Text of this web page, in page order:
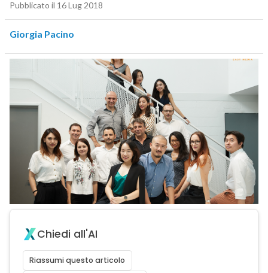
Pubblicato il 16 Lug 2018
Giorgia Pacino
Chiedi all'AI
Riassumi questo articolo